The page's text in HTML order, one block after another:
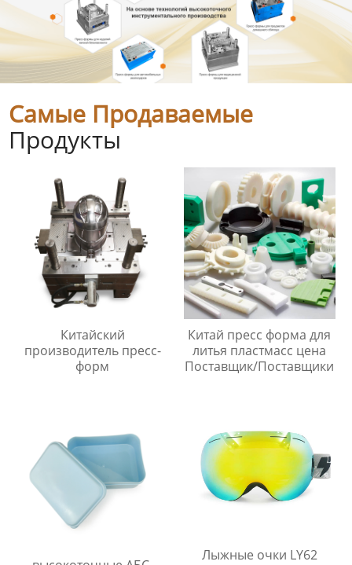
Самые Продаваемые
Продукты
Китайский
производитель пресс-
форм
Китай пресс форма для
литья пластмасс цена
Поставщик/Поставщики
Лыжные очки LY62